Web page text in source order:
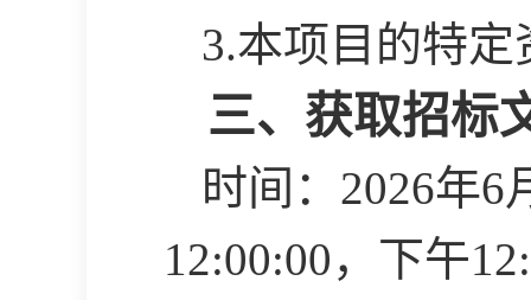
3.本项目的特
三、获取招标
时间： 2026年6
12:00:00，下午